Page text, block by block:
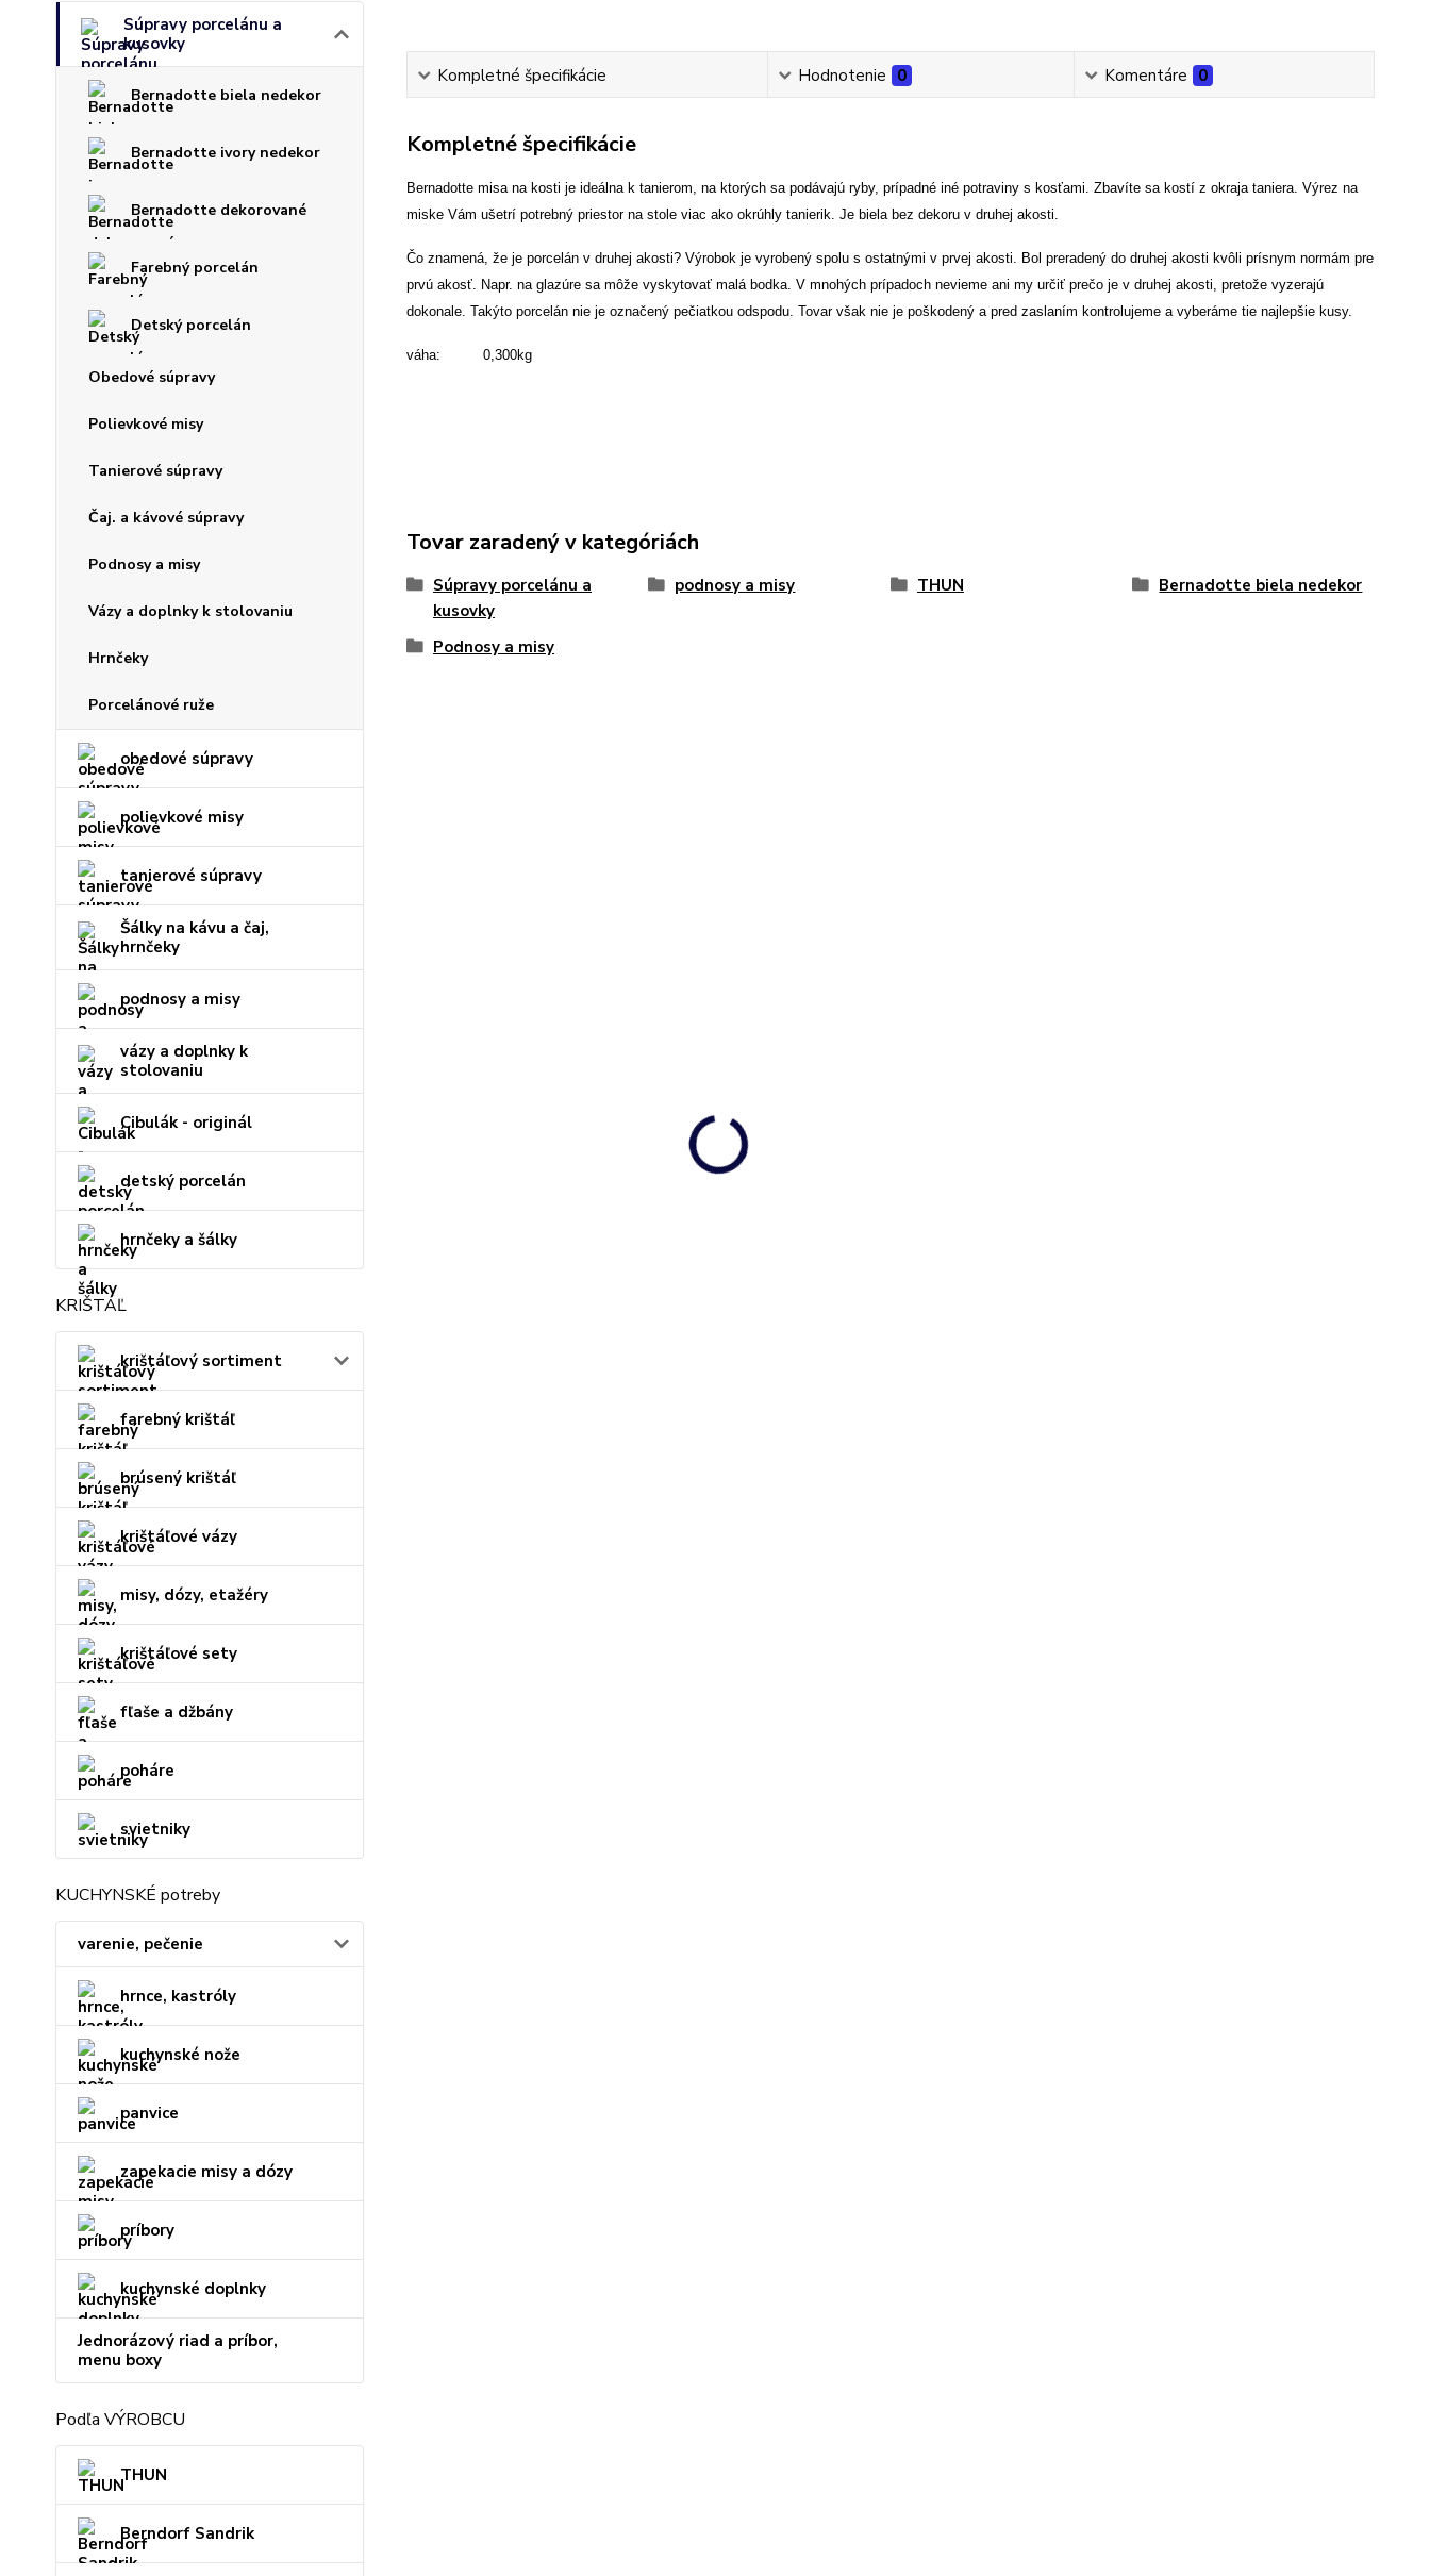
Súpravy porcelánu a
kusovky
Bernadotte biela nedekor
Bernadotte ivory nedekor
Bernadotte dekorované
Farebný porcelán
Detský porcelán
Obedové súpravy
Polievkové misy
Tanierové súpravy
Čaj. a kávové súpravy
Podnosy a misy
Vázy a doplnky k stolovaniu
Hrnčeky
Porcelánové ruže
obedové súpravy
polievkové misy
tanierové súpravy
Šálky na kávu a čaj,
hrnčeky
podnosy a misy
vázy a doplnky k
stolovaniu
Cibulák - originál
detský porcelán
hrnčeky a šálky
KRIŠTÁĽ
krištáľový sortiment
farebný krištáľ
brúsený krištáľ
krištáľové vázy
misy, dózy, etažéry
krištáľové sety
fľaše a džbány
poháre
svietniky
KUCHYNSKÉ potreby
varenie, pečenie
hrnce, kastróly
kuchynské nože
panvice
zapekacie misy a dózy
príbory
kuchynské doplnky
Jednorázový riad a príbor,
menu boxy
Podľa VÝROBCU
THUN
Berndorf Sandrik
Kompletné špecifikácie Hodnotenie 0 Komentáre 0
Kompletné špecifikácie
Bernadotte misa na kosti je ideálna k tanierom, na ktorých sa podávajú ryby, prípadné iné potraviny s kosťami. Zbavíte sa kostí z okraja taniera. Výrez na
miske Vám ušetrí potrebný priestor na stole viac ako okrúhly tanierik. Je biela bez dekoru v druhej akosti.
Čo znamená, že je porcelán v druhej akosti? Výrobok je vyrobený spolu s ostatnými v prvej akosti. Bol preradený do druhej akosti kvôli prísnym normám pre
prvú akosť. Napr. na glazúre sa môže vyskytovať malá bodka. V mnohých prípadoch nevieme ani my určiť prečo je v druhej akosti, pretože vyzerajú
dokonale. Takýto porcelán nie je označený pečiatkou odspodu. Tovar však nie je poškodený a pred zaslaním kontrolujeme a vyberáme tie najlepšie kusy.
váha: 0,300kg
Tovar zaradený v kategóriách
Súpravy porcelánu a
kusovky
podnosy a misy THUN Bernadotte biela nedekor
Podnosy a misy